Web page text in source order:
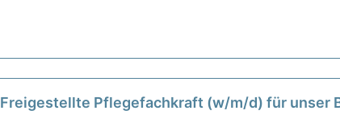
Freigestellte Pflegefachkraft (w/m/d) für unser